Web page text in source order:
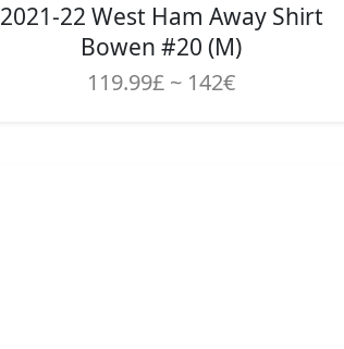
2021-22 West Ham Away Shirt
Bowen #20 (M)
119.99£ ~ 142€